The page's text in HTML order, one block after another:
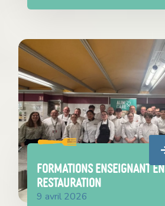
FORMATIONS ENSEIGNANT EN
RESTAURATION
9 avril 2026